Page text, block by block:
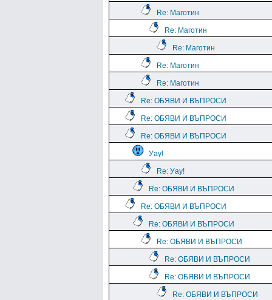
Re: Маготин
Re: Маготин
Re: Маготин
Re: Маготин
Re: Маготин
Re: ОБЯВИ И ВЪПРОСИ
Re: ОБЯВИ И ВЪПРОСИ
Re: ОБЯВИ И ВЪПРОСИ
Уау!
Re: Уау!
Re: ОБЯВИ И ВЪПРОСИ
Re: ОБЯВИ И ВЪПРОСИ
Re: ОБЯВИ И ВЪПРОСИ
Re: ОБЯВИ И ВЪПРОСИ
Re: ОБЯВИ И ВЪПРОСИ
Re: ОБЯВИ И ВЪПРОСИ
Re: ОБЯВИ И ВЪПРОСИ